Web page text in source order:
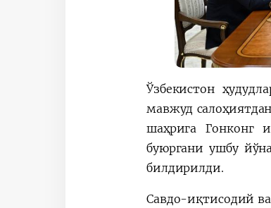
Ўзбекистон
мавжуд
шаҳрига Гонконг
буюргани ушбу
билдирилди.
Савдо-иқтисодий